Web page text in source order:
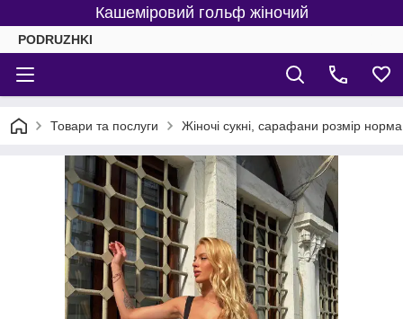
Кашеміровий гольф жіночий
PODRUZHKI
Товари та послуги Жіночі сукні, сарафани розмір норма